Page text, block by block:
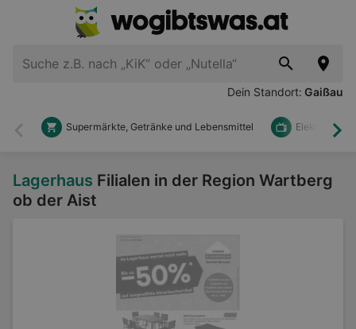
Dein Standort: Gaißau
Zurück
Supermärkte, Getränke und Lebensmittel Elektronik
Lagerhaus Filialen in der Region Wartberg
ob der Aist